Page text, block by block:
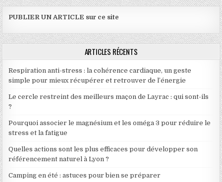
PUBLIER UN ARTICLE sur ce site
ARTICLES RÉCENTS
Respiration anti-stress : la cohérence cardiaque, un geste
simple pour mieux récupérer et retrouver de l’énergie
Le cercle restreint des meilleurs maçon de Layrac : qui sont-ils
?
Pourquoi associer le magnésium et les oméga 3 pour réduire le
stress et la fatigue
Quelles actions sont les plus efficaces pour développer son
référencement naturel à Lyon ?
Camping en été : astuces pour bien se préparer